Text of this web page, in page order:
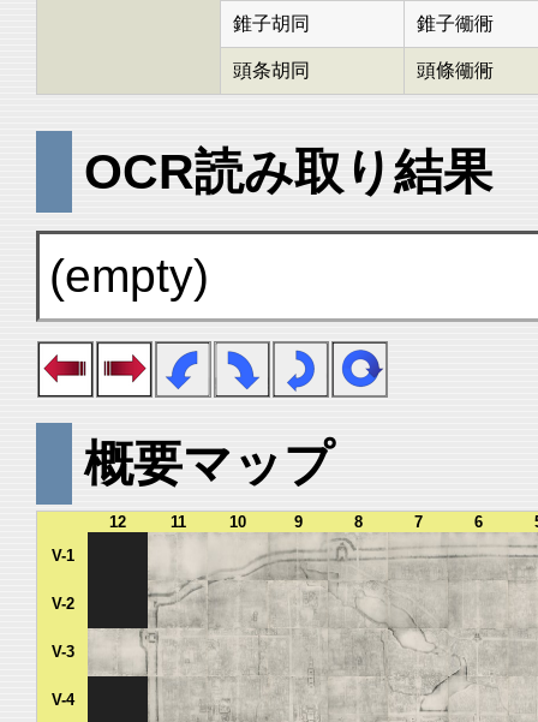
錐子胡同 錐子衚衕
頭条胡同 頭條衚衕
OCR読み取り結果
(empty)
概要マップ
12 11 10 9 8 7 6
V-1
V-2
V-3
V-4